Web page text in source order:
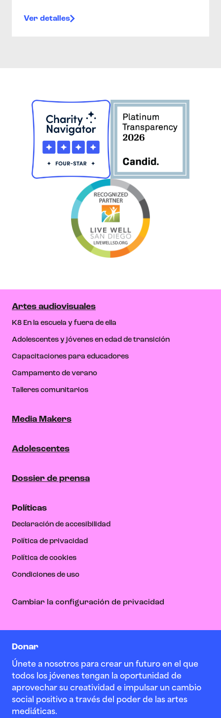
Ver detalles
Donar
Únete a nosotros para crear un futuro en el que
todos los jóvenes tengan la oportunidad de
aprovechar su creatividad e impulsar un cambio
social positivo a través del poder de las artes
mediáticas.
Artes audiovisuales
K8 En la escuela y fuera de ella
Adolescentes y jóvenes en edad de transición
Capacitaciones para educadores
Campamento de verano
Talleres comunitarios
Media Makers
Adolescentes
Dossier de prensa
Políticas
Declaración de accesibilidad
Política de privacidad
Política de cookies
Condiciones de uso
Cambiar la configuración de privacidad